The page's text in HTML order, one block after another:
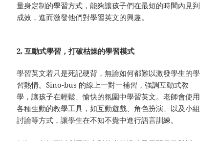
量身定制的學習方式，能夠讓孩子們在最短的時間內見到
成效，進而激發他們對學習英文的興趣。
2. 互動式學習，打破枯燥的學習模式
學習英文若只是死記硬背，無論如何都難以激發學生的學
習熱情。Sino-bus 的線上一對一補習，強調互動式教
學，讓孩子在輕鬆、愉快的氛圍中學習英文。老師會使用
各種生動的教學工具，如互動遊戲、角色扮演、以及小組
討論等方式，讓學生在不知不覺中進行語言訓練。